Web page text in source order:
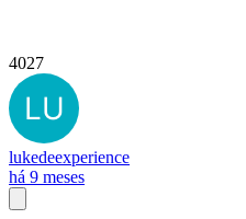
4027
lukedeexperience
há 9 meses